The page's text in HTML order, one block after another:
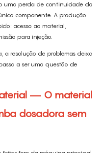
uma perda de continuidade do
componente. A produção
acesso ao material,
para injeção.
a resolução de problemas deixa
a ser uma questão de
— O material
dosadora sem